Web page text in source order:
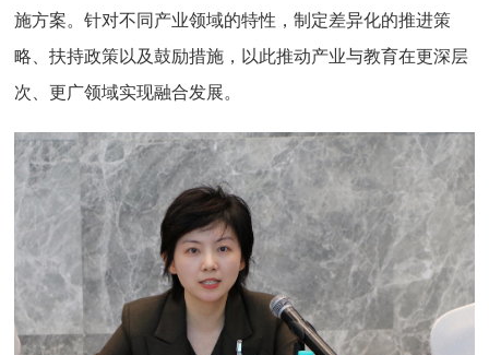
施方案。针对不同产业领域的特性，制定差异化的推进策
略、扶持政策以及鼓励措施，以此推动产业与教育在更深层
次、更广领域实现融合发展。